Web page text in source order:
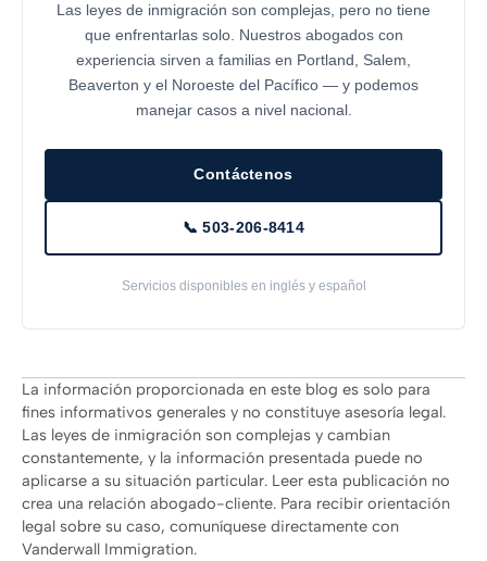
Las leyes de inmigración son complejas, pero no tiene
que enfrentarlas solo. Nuestros abogados con
experiencia sirven a familias en Portland, Salem,
Beaverton y el Noroeste del Pacífico — y podemos
manejar casos a nivel nacional.
Contáctenos
📞 503-206-8414
Servicios disponibles en inglés y español
La información proporcionada en este blog es solo para
fines informativos generales y no constituye asesoría legal.
Las leyes de inmigración son complejas y cambian
constantemente, y la información presentada puede no
aplicarse a su situación particular. Leer esta publicación no
crea una relación abogado-cliente. Para recibir orientación
legal sobre su caso, comuníquese directamente con
Vanderwall Immigration.